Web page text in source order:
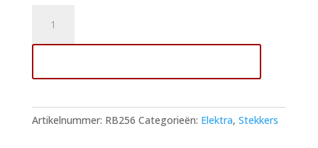
3
3
1,00
mm2
Artikelnummer: RB256 Categorieën: Elektra, Stekkers